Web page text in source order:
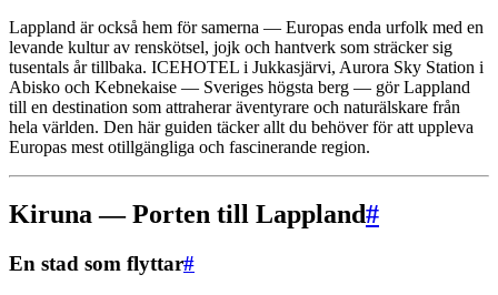
Lappland är också hem för samerna — Europas enda urfolk med en
levande kultur av renskötsel, jojk och hantverk som sträcker sig
tusentals år tillbaka. ICEHOTEL i Jukkasjärvi, Aurora Sky Station i
Abisko och Kebnekaise — Sveriges högsta berg — gör Lappland
till en destination som attraherar äventyrare och naturälskare från
hela världen. Den här guiden täcker allt du behöver för att uppleva
Europas mest otillgängliga och fascinerande region.
Kiruna — Porten till Lappland#
En stad som flyttar#